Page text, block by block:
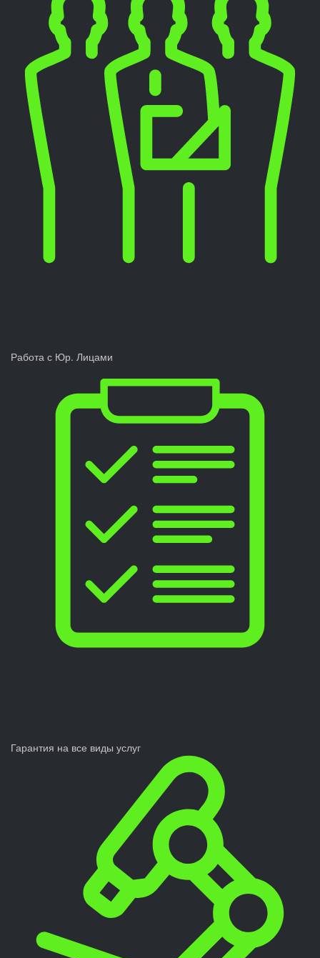
Работа с Юр. Лицами
Гарантия на все виды услуг